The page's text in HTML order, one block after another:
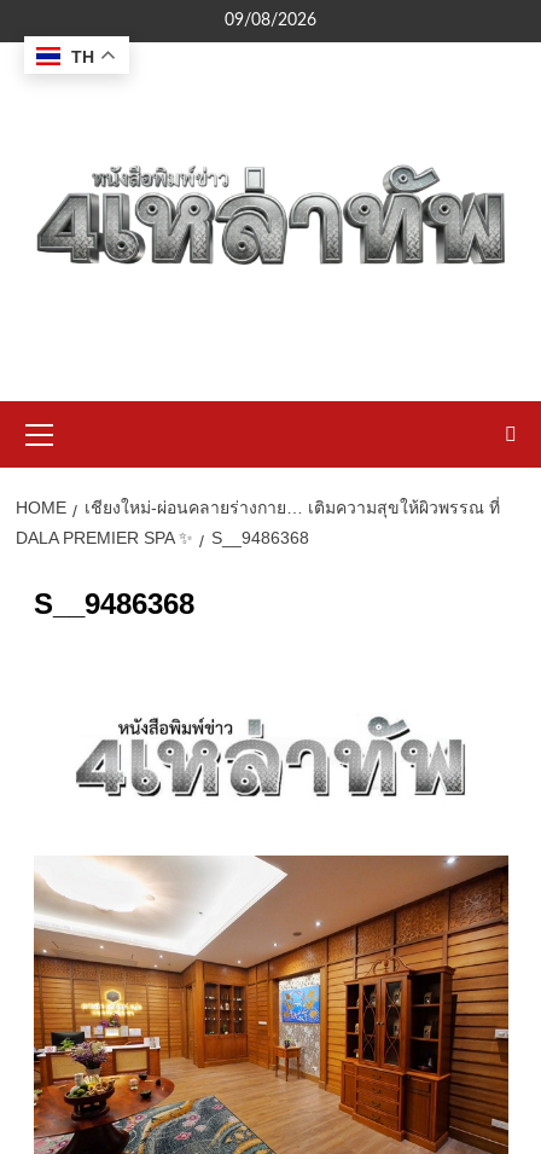
to
content
09/08/2026
Menu
HOME
เชียงใหม่-ผ่อนคลายร่างกาย… เติมความสุขให้ผิวพรรณ ที่
DALA PREMIER SPA ✨
S__9486368
S__9486368
TH